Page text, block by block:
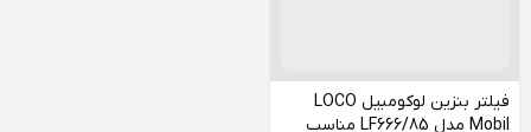
فیلتر بنزین لوکومبیل LOCO
Mobil مدل LF666/85 مناسب